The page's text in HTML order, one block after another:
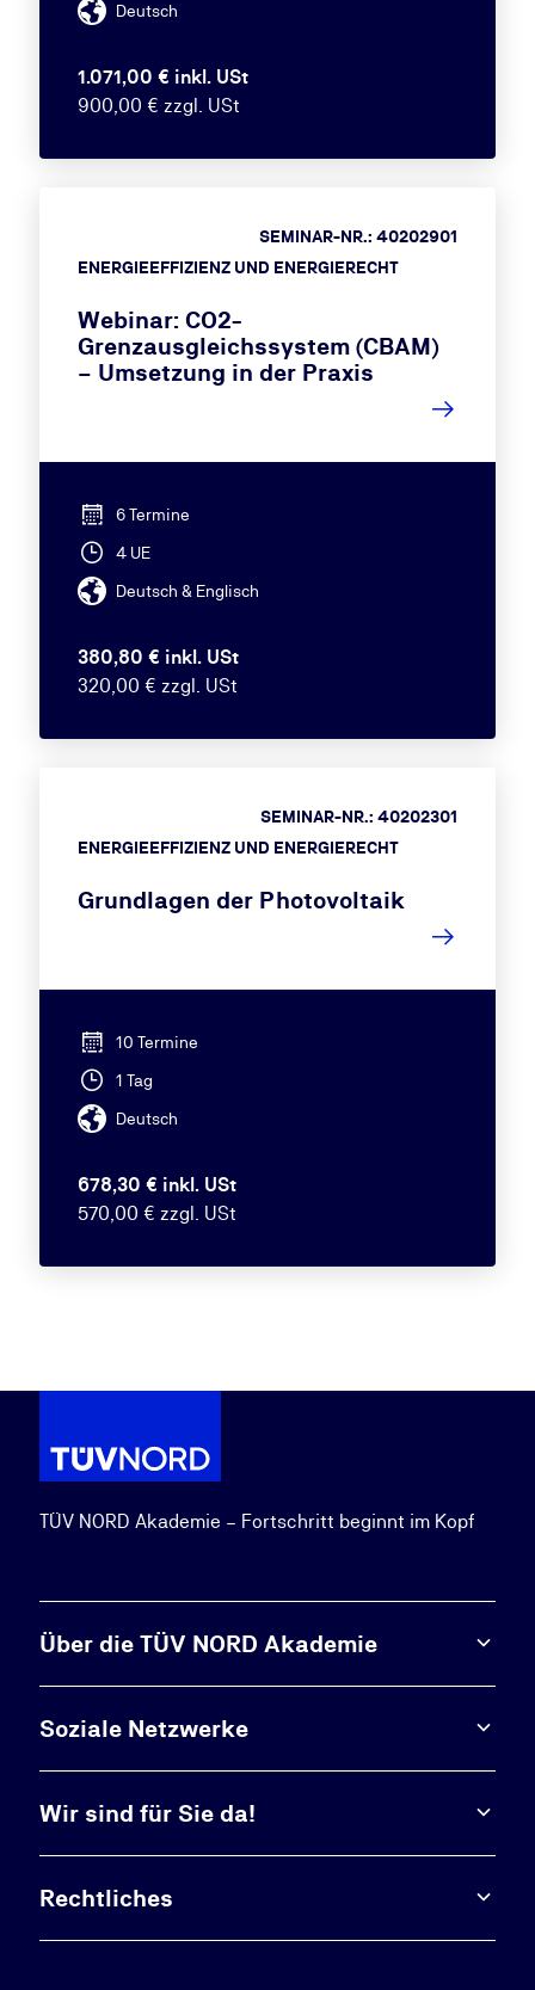
Deutsch
1.071,00 € inkl. USt
900,00 € zzgl. USt
ENERGIEEFFIZIENZ UND ENERGIERECHT
SEMINAR-NR.: 40202901
Webinar: CO2-
Grenzausgleichssystem (CBAM)
– Umsetzung in der Praxis
6 Termine
4 UE
Deutsch & Englisch
380,80 € inkl. USt
320,00 € zzgl. USt
ENERGIEEFFIZIENZ UND ENERGIERECHT
SEMINAR-NR.: 40202301
Grundlagen der Photovoltaik
10 Termine
1 Tag
Deutsch
678,30 € inkl. USt
570,00 € zzgl. USt
TÜV NORD Akademie – Fortschritt beginnt im Kopf
Über die TÜV NORD Akademie
Soziale Netzwerke
Wir sind für Sie da!
Rechtliches